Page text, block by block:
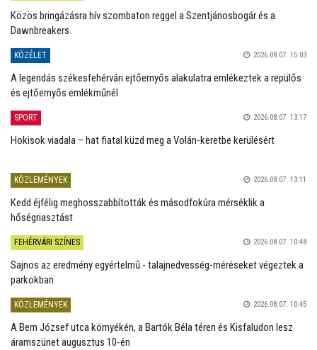
Közös bringázásra hív szombaton reggel a Szentjánosbogár és a
Dawnbreakers
KÖZÉLET 2026.08.07. 15:03
A legendás székesfehérvári ejtőernyős alakulatra emlékeztek a repülős
és ejtőernyős emlékműnél
SPORT 2026.08.07. 13:17
Hokisok viadala – hat fiatal küzd meg a Volán-keretbe kerülésért
KÖZLEMÉNYEK 2026.08.07. 13:11
Kedd éjfélig meghosszabbították és másodfokúra mérséklik a
hőségriasztást
FEHÉRVÁRI SZÍNES 2026.08.07. 10:48
Sajnos az eredmény egyértelmű - talajnedvesség-méréseket végeztek a
parkokban
KÖZLEMÉNYEK 2026.08.07. 10:45
A Bem József utca környékén, a Bartók Béla téren és Kisfaludon lesz
áramszünet augusztus 10-én